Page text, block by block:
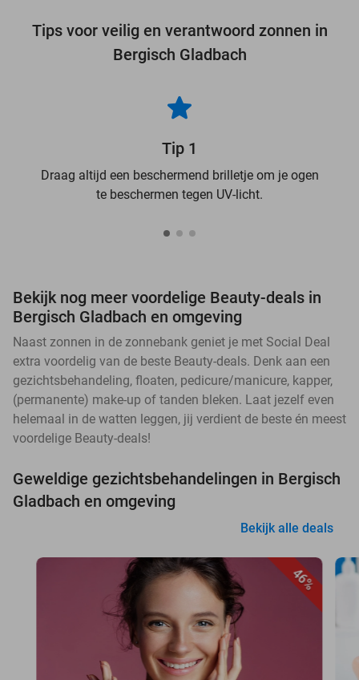
Tips voor veilig en verantwoord zonnen in
Bergisch Gladbach
Tip 1
Draag altijd een beschermend brilletje om je ogen
te beschermen tegen UV-licht.
Bekijk nog meer voordelige Beauty-deals in
Bergisch Gladbach en omgeving
Naast zonnen in de zonnebank geniet je met Social Deal
extra voordelig van de beste Beauty-deals. Denk aan een
gezichtsbehandeling, floaten, pedicure/manicure, kapper,
(permanente) make-up of tanden bleken. Laat jezelf even
helemaal in de watten leggen, jij verdient de beste én meest
voordelige Beauty-deals!
Geweldige gezichtsbehandelingen in Bergisch
Gladbach en omgeving
Bekijk alle deals
46%